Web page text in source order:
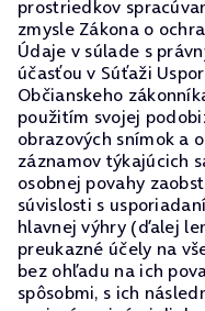
prostriedkov
zmysle Zákona o
Údaje v súlade s
účasťou v Súťaži
Občianskeho
použitím svojej
obrazových snímok a
záznamov týkajúcich
osobnej povahy
súvislosti s
hlavnej výhry (ďalej
preukazné účely na
bez ohľadu na ich
spôsobmi, s ich